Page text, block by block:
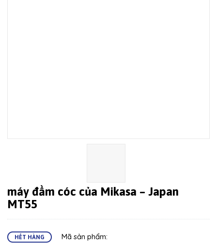
máy đầm cóc của Mikasa – Japan
MT55
HẾT HÀNG Mã sản phẩm: